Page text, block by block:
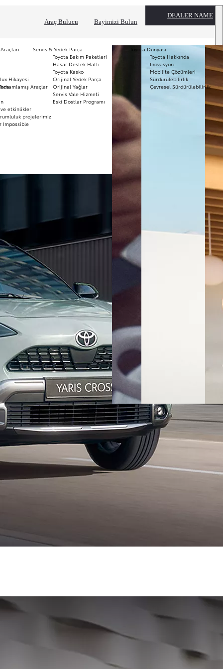
Araç Bulucu Bayimizi Bulun
DEALER NAME
Servis & Yedek Parça
Toyota Bakım Paketleri
Hasar Destek Hattı
Toyota Kasko
Orijinal Yedek Parça
Orijinal Yağlar
Servis Vale Hizmeti
Eski Dostlar Programı
a11yOpensInNewWindow
Hikayesi
Araçlar
etkinlikler
projelerimiz
Impossible
Toyota Dünyası
Toyota Hakkında
İnovasyon
Mobilite Çözümleri
Sürdürülebilirlik
Çevresel Sürdürülebilirlik